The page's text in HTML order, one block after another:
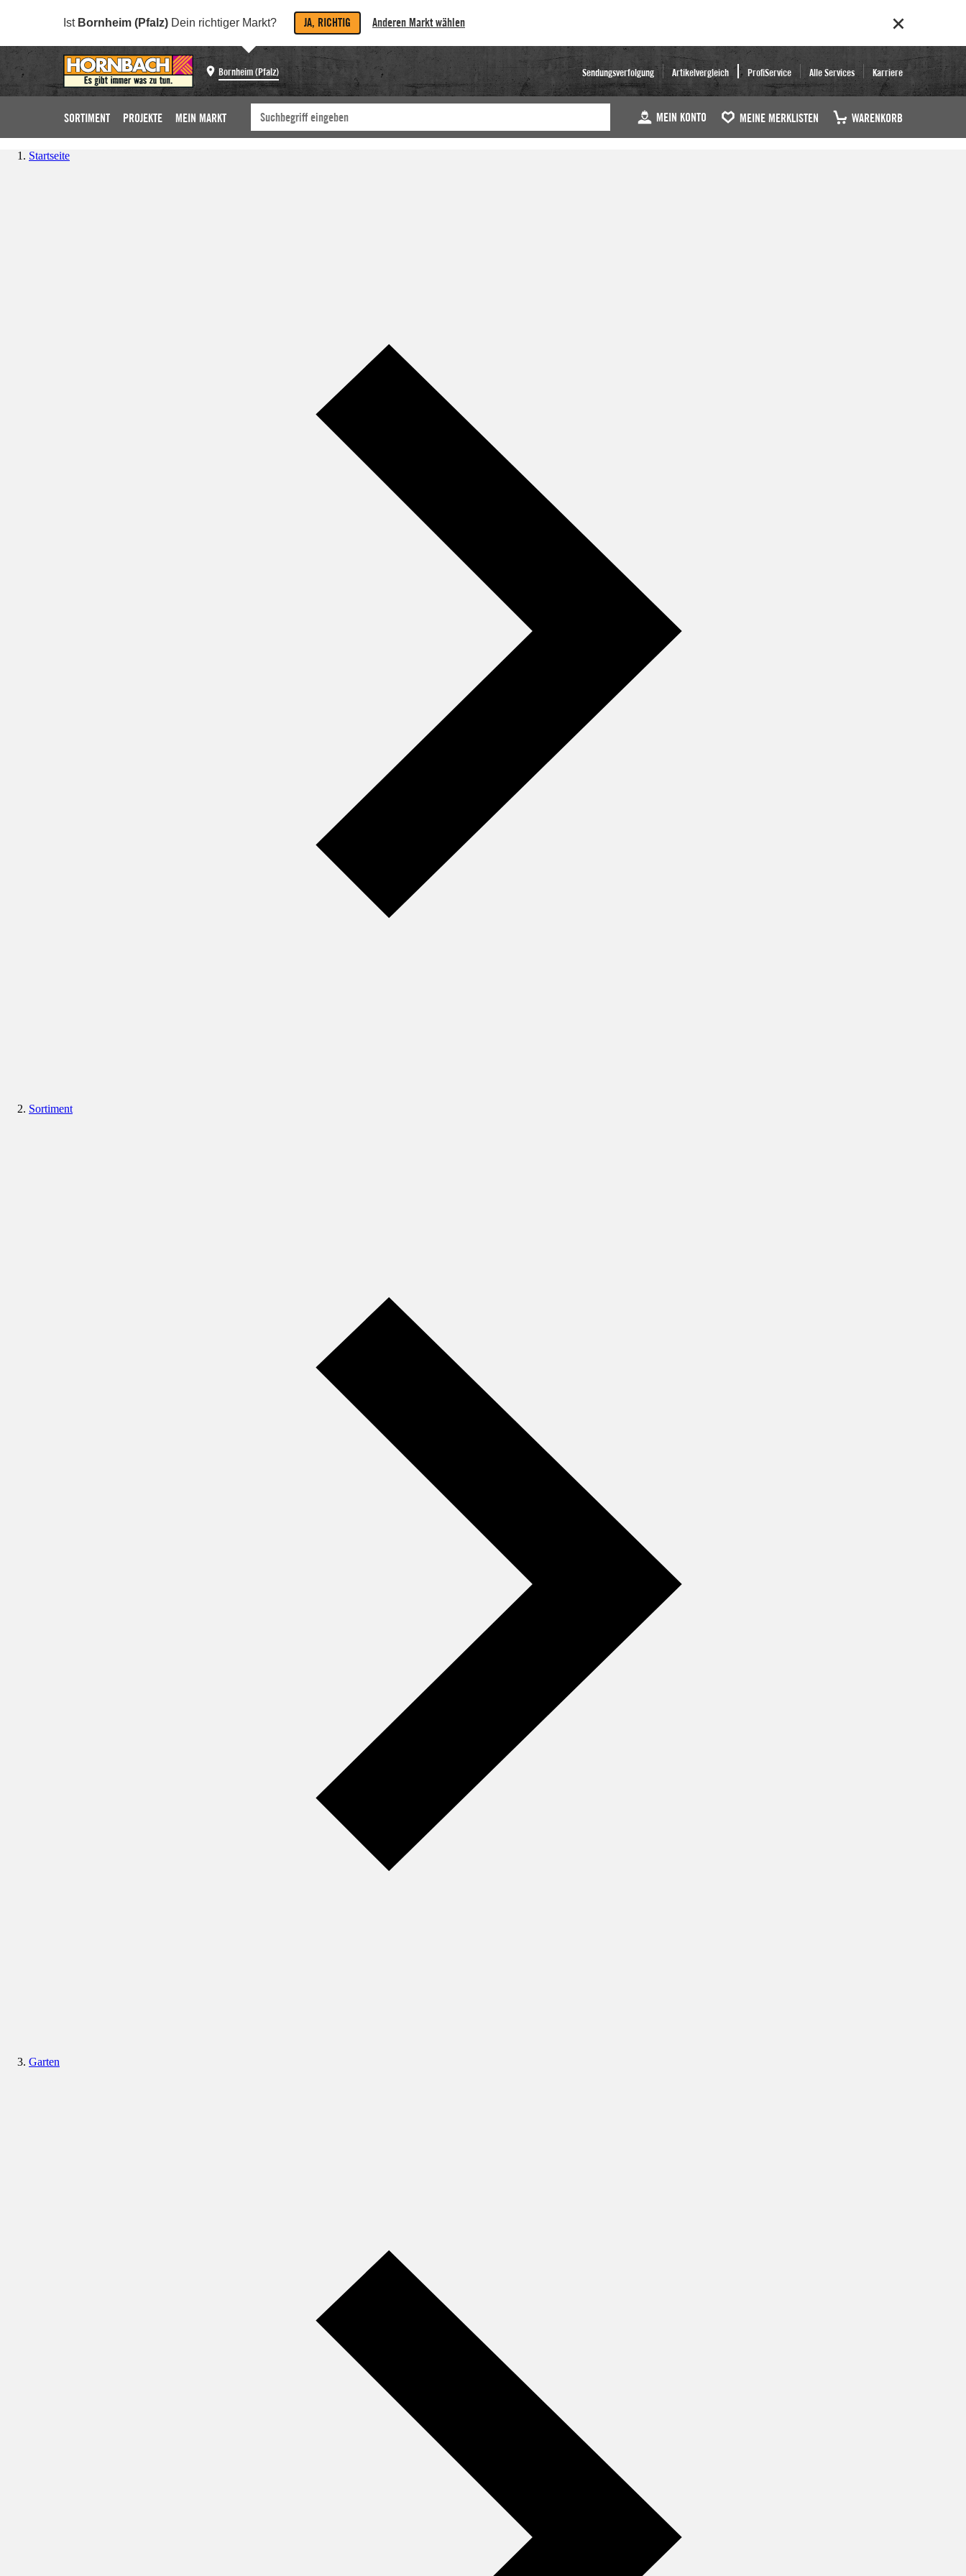
Ist Bornheim (Pfalz) Dein richtiger Markt? JA, RICHTIG Anderen Markt wählen
Bornheim (Pfalz) Sendungsverfolgung Artikelvergleich ProfiService Alle Services Karriere
SORTIMENT PROJEKTE MEIN MARKT MEIN KONTO MEINE MERKLISTEN WARENKORB
Startseite
Sortiment
Garten